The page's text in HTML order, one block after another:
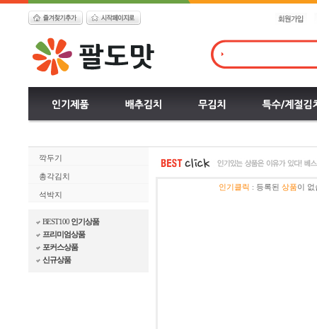
깍두기
총각김치
석박지
BEST100 인기상품
프리미엄상품
포커스상품
신규상품
인기클릭 : 등록된 상품이 없